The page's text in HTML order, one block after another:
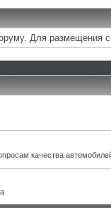
Для размещения
качества